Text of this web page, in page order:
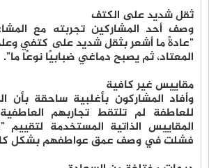
ثقل شديد على الكتف
وصف أحد المشاركين تجربته مع
"عادةً ما أشعر بثقل شديد على كتفي
المعتاد، ثم يصبح دماغي ضبابيًا نوعًا ما".
مقاييس غير كافية
وأفاد المشاركون بأغلبية ساحقة بأن
للعاطفة لم تلتقط تجاربهم
المقاييس الذاتية المستخدمة لتقييم
فشلت في وصف عمق عواطفهم بشكل